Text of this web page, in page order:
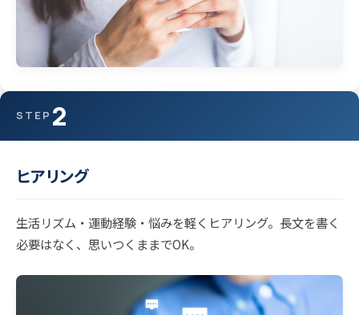
STEP 2
ヒアリング
生活リズム・運動経験・悩みを軽くヒアリング。長文を書く
必要はなく、思いつくままでOK。